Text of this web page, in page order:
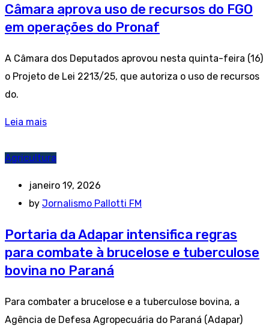
Câmara aprova uso de recursos do FGO
em operações do Pronaf
A Câmara dos Deputados aprovou nesta quinta-feira (16)
o Projeto de Lei 2213/25, que autoriza o uso de recursos
do.
Leia mais
Agricultura
janeiro 19, 2026
by Jornalismo Pallotti FM
Portaria da Adapar intensifica regras
para combate à brucelose e tuberculose
bovina no Paraná
Para combater a brucelose e a tuberculose bovina, a
Agência de Defesa Agropecuária do Paraná (Adapar)